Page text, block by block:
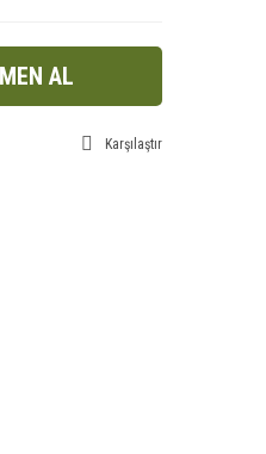
AL
Karşılaştır